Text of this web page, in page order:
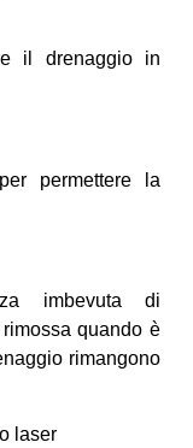
il drenaggio in
permettere la
imbevuta di
quando è
rimangono
laser